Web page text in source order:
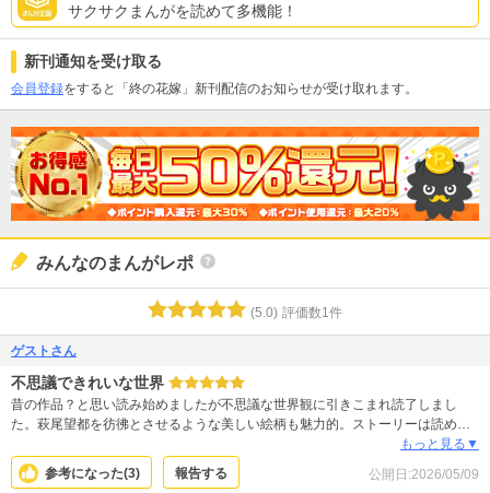
サクサクまんがを読めて多機能！
新刊通知を受け取る
会員登録をすると「終の花嫁」新刊配信のお知らせが受け取れます。
みんなのまんがレポ
(5.0) 評価数1 件
ゲストさん
不思議できれいな世界
昔の作品？と思い読み始めましたが不思議な世界観に引きこまれ読了しまし
た。萩尾望都を彷彿とさせるような美しい絵柄も魅力的。ストーリーは読めそ
うで読めない。でも癖のない展開です。難解すぎない。おすすめです。もっと見る▼
参考になった(3) 報告する 公開日:2026/05/09